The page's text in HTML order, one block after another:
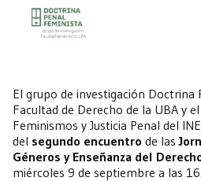
El grupo de investigación Doctrina
Facultad de Derecho de la UBA y
Feminismos y Justicia Penal del
del segundo encuentro de las
Géneros y Enseñanza del
miércoles 9 de septiembre a las